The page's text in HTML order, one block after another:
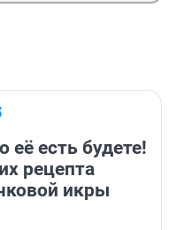
её есть будете!
рецепта
икры